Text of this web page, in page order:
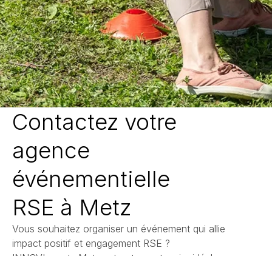
Contactez votre
agence
événementielle
RSE à Metz
Vous souhaitez organiser un événement qui allie
impact positif et engagement RSE ?